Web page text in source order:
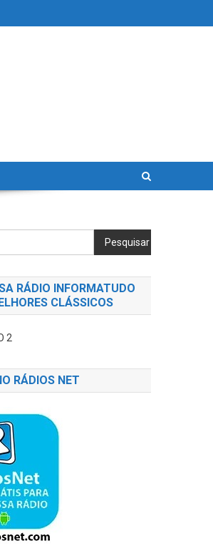
Pesquisar
RÁDIO INFORMATUDO
CLÁSSICOS
2
RÁDIOS NET